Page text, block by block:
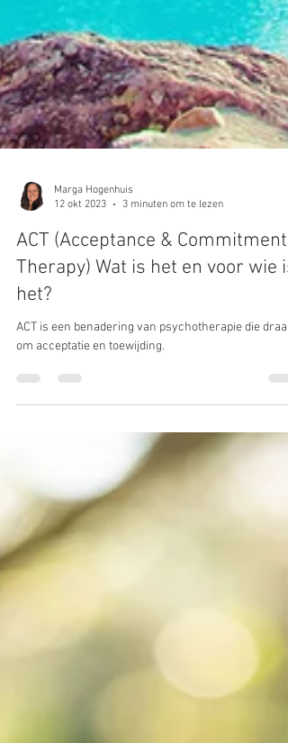
Marga Hogenhuis
12 okt 2023
3 minuten om te lezen
ACT (Acceptance & Commitment
Therapy) Wat is het en voor wie is